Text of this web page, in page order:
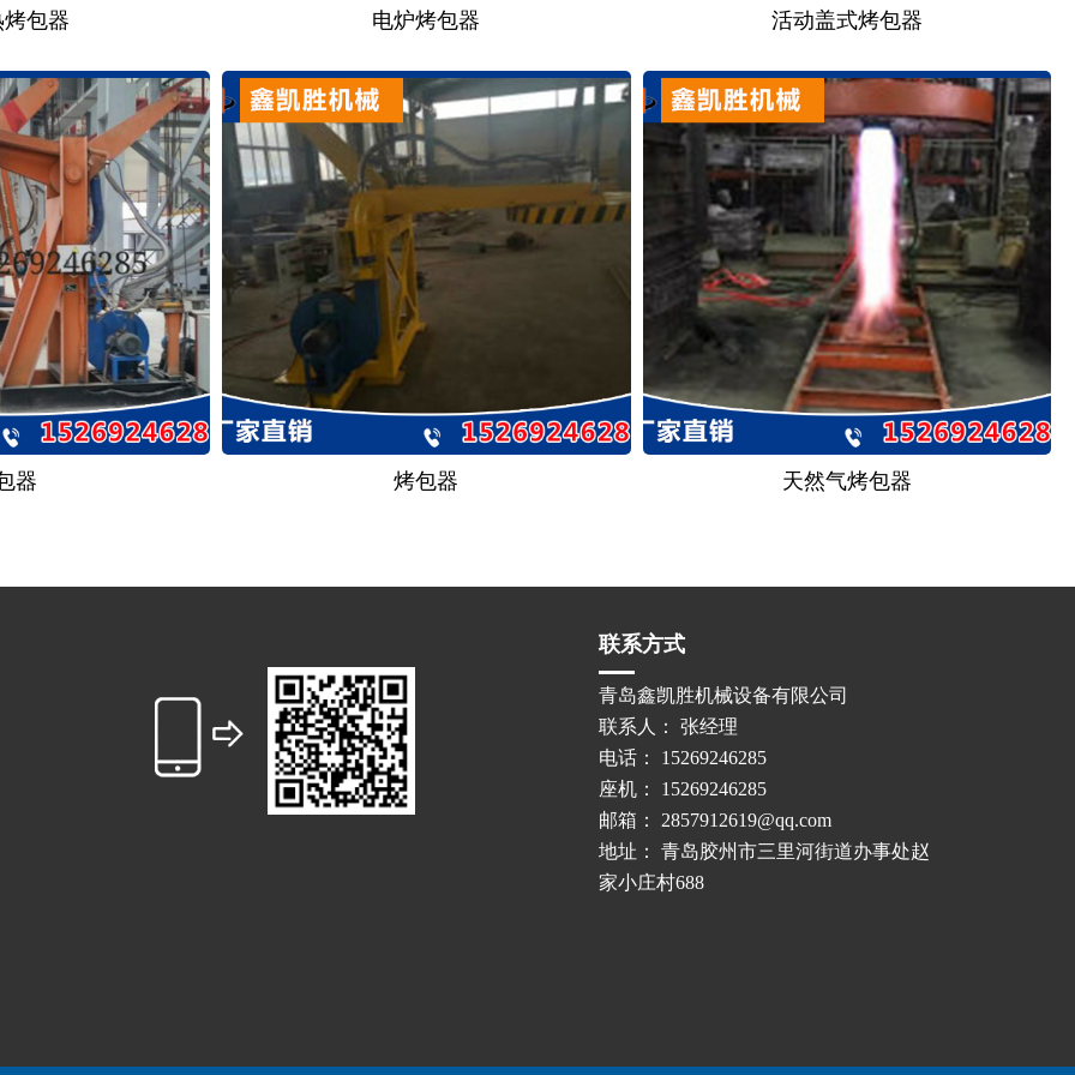
包器 电炉烤包器 活动盖式烤包器
器 烤包器 天然气烤包器
联系方式
青岛鑫凯胜机械设备有限公司
联系人： 张经理
电话： 15269246285
座机： 15269246285
邮箱： 2857912619@qq.com
地址： 青岛胶州市三里河街道办事处赵
家小庄村688